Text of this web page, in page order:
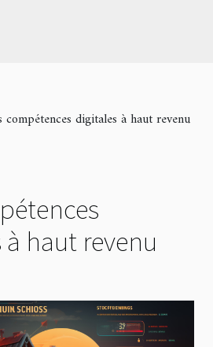
compétences digitales à haut revenu
haut revenu